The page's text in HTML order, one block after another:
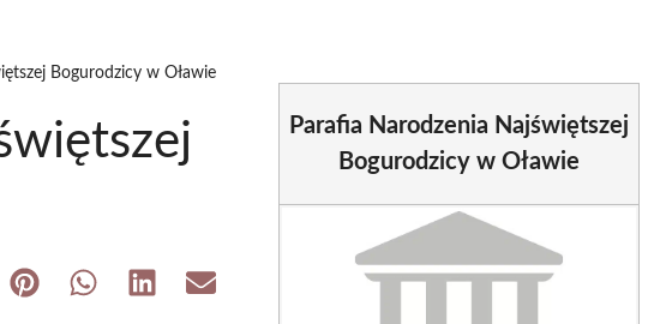
Bogurodzicy w Oławie
Share Share Share Share
Parafia Narodzenia Najświętszej
Bogurodzicy w Oławie